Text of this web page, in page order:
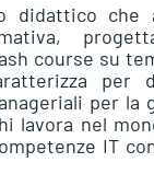
didattico che
course su
per
per la
lavora nel
IT